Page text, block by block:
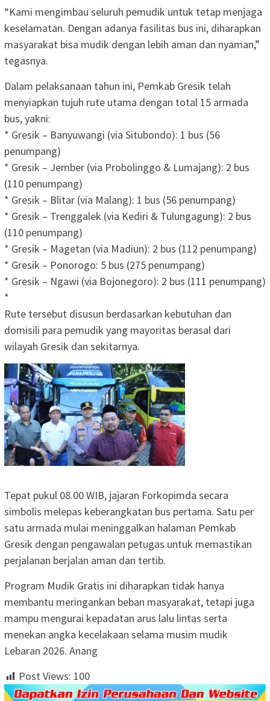
“Kami mengimbau seluruh pemudik untuk tetap menjaga
keselamatan. Dengan adanya fasilitas bus ini, diharapkan
masyarakat bisa mudik dengan lebih aman dan nyaman,”
tegasnya.
Dalam pelaksanaan tahun ini, Pemkab Gresik telah
menyiapkan tujuh rute utama dengan total 15 armada
bus, yakni:
* Gresik – Banyuwangi (via Situbondo): 1 bus (56
penumpang)
* Gresik – Jember (via Probolinggo & Lumajang): 2 bus
(110 penumpang)
* Gresik – Blitar (via Malang): 1 bus (56 penumpang)
* Gresik – Trenggalek (via Kediri & Tulungagung): 2 bus
(110 penumpang)
* Gresik – Magetan (via Madiun): 2 bus (112 penumpang)
* Gresik – Ponorogo: 5 bus (275 penumpang)
* Gresik – Ngawi (via Bojonegoro): 2 bus (111 penumpang)
*
Rute tersebut disusun berdasarkan kebutuhan dan
domisili para pemudik yang mayoritas berasal dari
wilayah Gresik dan sekitarnya.
Tepat pukul 08.00 WIB, jajaran Forkopimda secara
simbolis melepas keberangkatan bus pertama. Satu per
satu armada mulai meninggalkan halaman Pemkab
Gresik dengan pengawalan petugas untuk memastikan
perjalanan berjalan aman dan tertib.
Program Mudik Gratis ini diharapkan tidak hanya
membantu meringankan beban masyarakat, tetapi juga
mampu mengurai kepadatan arus lalu lintas serta
menekan angka kecelakaan selama musim mudik
Lebaran 2026. Anang
Post Views: 100